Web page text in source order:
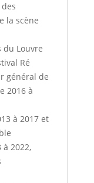
la scène
du Louvre
Ré
général de
2016 à
à 2017 et
2022,